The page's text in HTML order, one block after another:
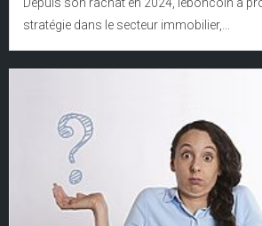
stratégie dans le secteur immobilier,...